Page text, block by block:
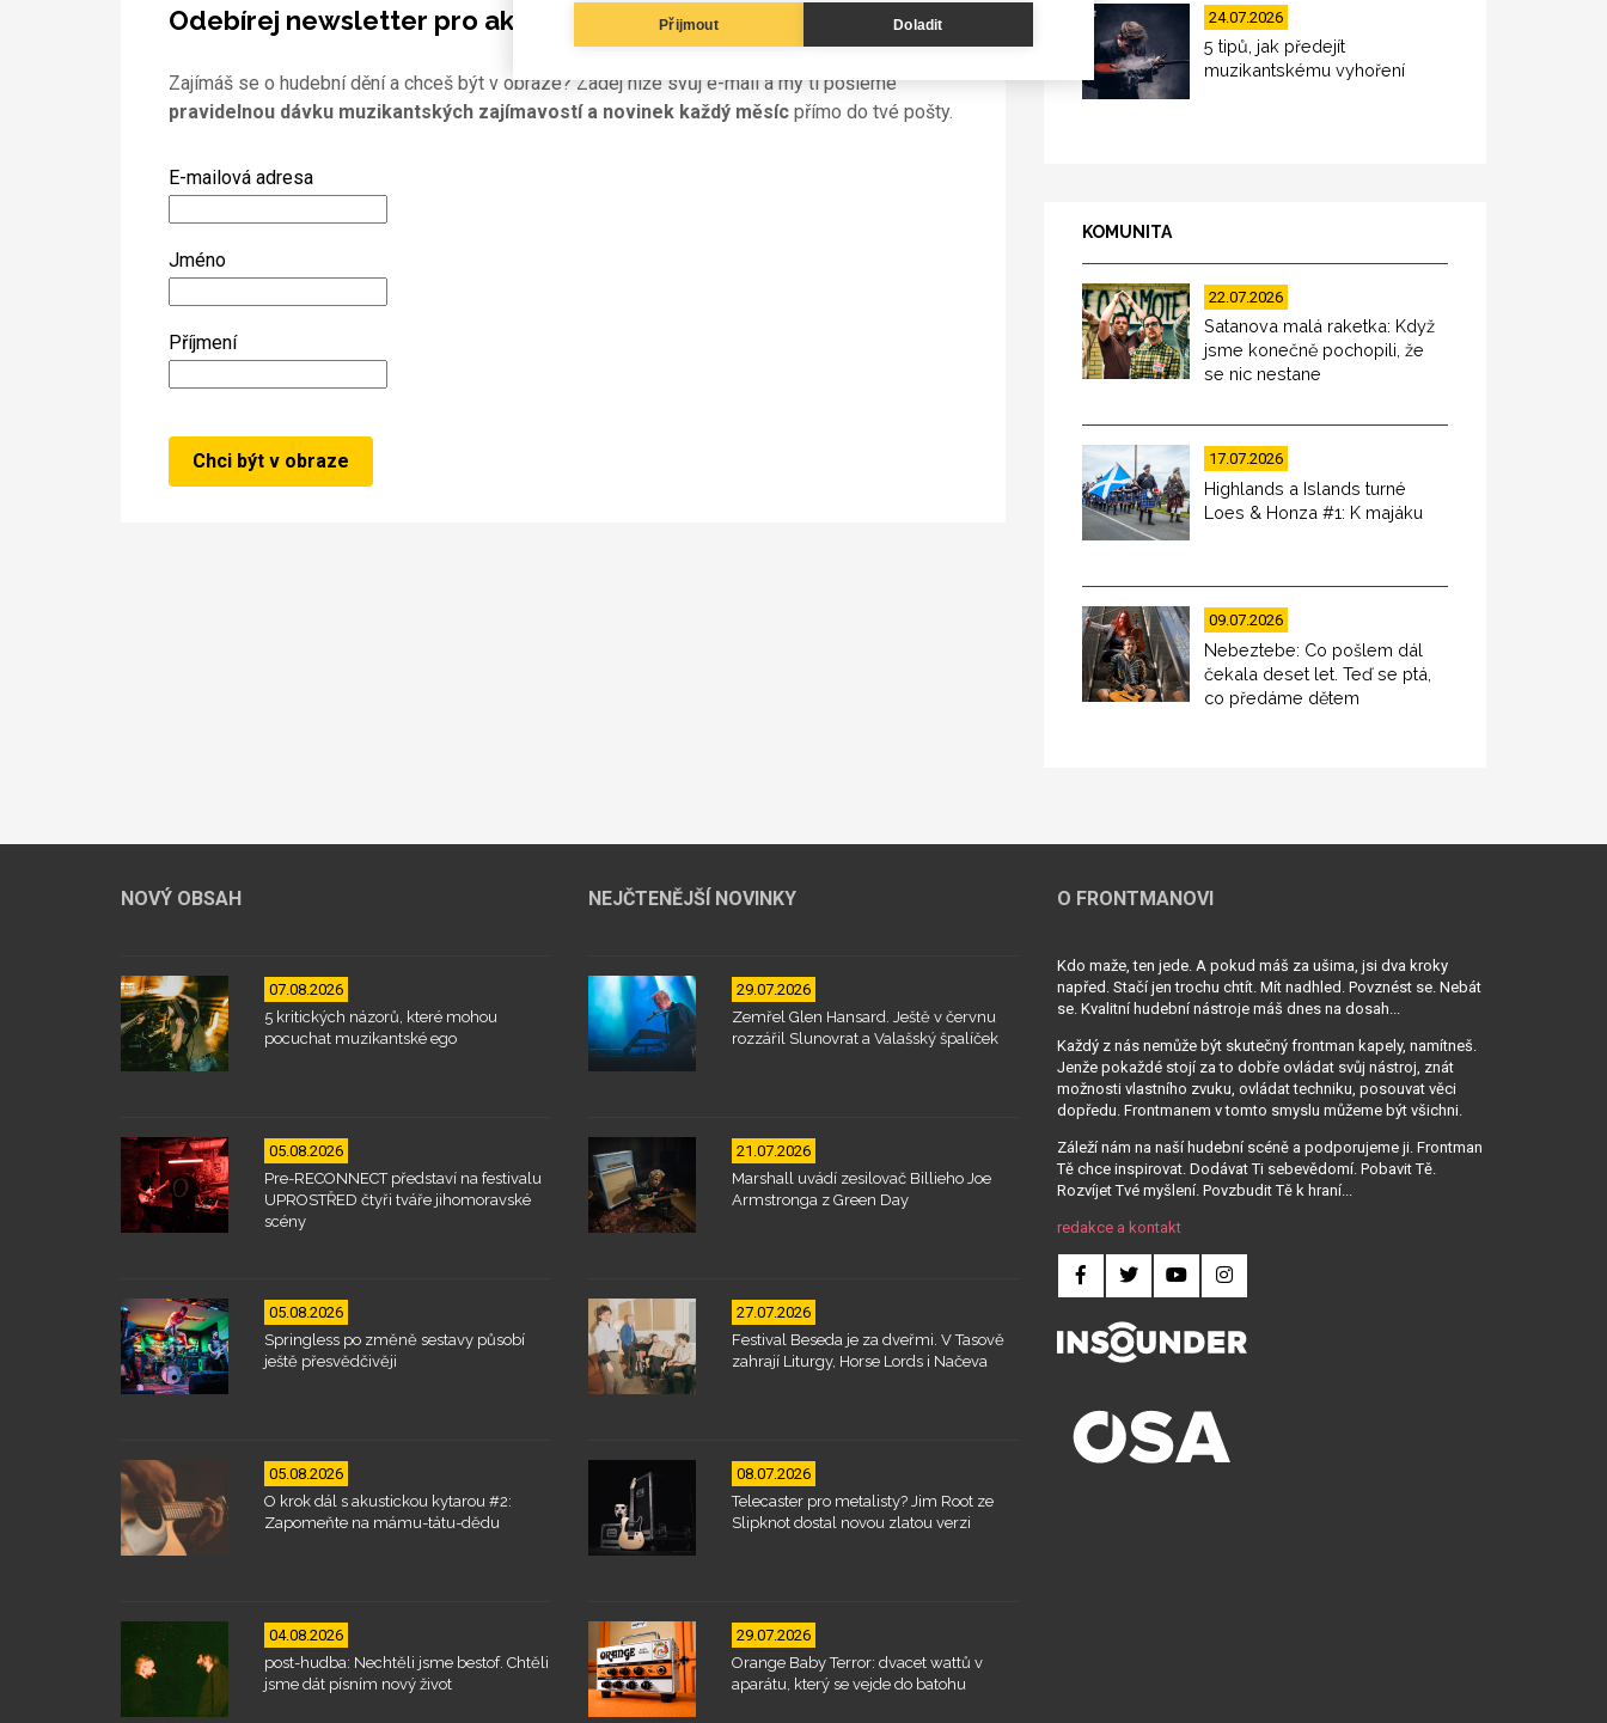
Odebírej newsletter pro aktivní muzikanty 🎶
Zajímáš se o hudební dění a chceš být v obraze? Zadej níže svůj e-mail a my ti pošleme
pravidelnou dávku muzikantských zajímavostí a novinek každý měsícpřímo do tvé pošty.
E-mailová adresa
Jméno
Příjmení
24.07.2026
5 tipů, jak předejít
muzikantskému vyhoření
KOMUNITA
22.07.2026
Satanova malá raketka: Když
jsme konečně pochopili, že
se nic nestane
17.07.2026
Highlands a Islands turné
Loes & Honza #1: K majáku
09.07.2026
Nebeztebe: Co pošlem dál
čekala deset let. Teď se ptá,
co předáme dětem
NOVÝ OBSAH
07.08.2026
5 kritických názorů, které mohou
pocuchat muzikantské ego
05.08.2026
Pre-RECONNECT představí na festivalu
UPROSTŘED čtyři tváře jihomoravské
scény
05.08.2026
Springless po změně sestavy působí
ještě přesvědčivěji
05.08.2026
O krok dál s akustickou kytarou #2:
Zapomeňte na mámu-tátu-dědu
04.08.2026
post-hudba: Nechtěli jsme bestof. Chtěli
jsme dát písním nový život
NEJČTENĚJŠÍ NOVINKY
29.07.2026
Zemřel Glen Hansard. Ještě v červnu
rozzářil Slunovrat a Valašský špalíček
21.07.2026
Marshall uvádí zesilovač Billieho Joe
Armstronga z Green Day
27.07.2026
Festival Beseda je za dveřmi. V Tasově
zahrají Liturgy, Horse Lords i Načeva
08.07.2026
Telecaster pro metalisty? Jim Root ze
Slipknot dostal novou zlatou verzi
29.07.2026
Orange Baby Terror: dvacet wattů v
aparátu, který se vejde do batohu
O FRONTMANOVI
Kdo maže, ten jede. A pokud máš za ušima, jsi dva kroky
napřed. Stačí jen trochu chtít. Mít nadhled. Povznést se. Nebát
se. Kvalitní hudební nástroje máš dnes na dosah...
Každý z nás nemůže být skutečný frontman kapely, namítneš.
Jenže pokaždé stojí za to dobře ovládat svůj nástroj, znát
možnosti vlastního zvuku, ovládat techniku, posouvat věci
dopředu. Frontmanem v tomto smyslu můžeme být všichni.
Záleží nám na naší hudební scéně a podporujeme ji. Frontman
Tě chce inspirovat. Dodávat Ti sebevědomí. Pobavit Tě.
Rozvíjet Tvé myšlení. Povzbudit Tě k hraní...
redakce a kontakt
Přijmout Doladit